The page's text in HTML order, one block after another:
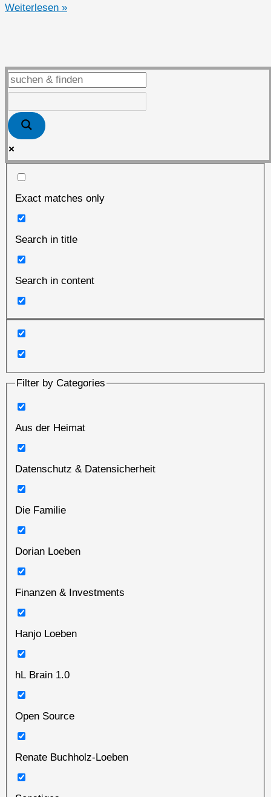
39C3
Weiterlesen »
Exact matches only
Search in title
Search in content
Filter by Categories
Aus der Heimat
Datenschutz & Datensicherheit
Die Familie
Dorian Loeben
Finanzen & Investments
Hanjo Loeben
hL Brain 1.0
Open Source
Renate Buchholz-Loeben